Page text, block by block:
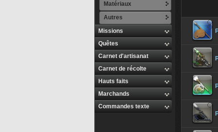
Matériaux
Autres
Missions
Quêtes
Carnet d'artisanat
Carnet de récolte
Hauts faits
Marchands
Commandes texte